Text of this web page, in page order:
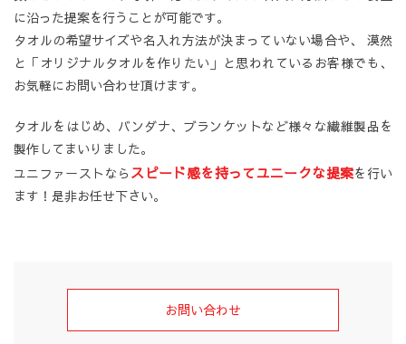
に沿った提案を行うことが可能です。
タオルの希望サイズや名入れ方法が決まっていない場合や、 漠然
と「オリジナルタオルを作りたい」と思われているお客様でも、
お気軽にお問い合わせ頂けます。
タオルをはじめ、バンダナ、ブランケットなど様々な繊維製品を
製作してまいりました。
ユニファーストなら スピード感を持ってユニークな提案を行い
ます！是非お任せ下さい。
お問い合わせ